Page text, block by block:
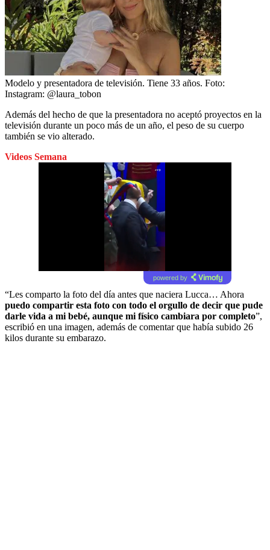
Modelo y presentadora de televisión. Tiene 33 años. Foto:
Instagram: @laura_tobon
Además del hecho de que la presentadora no aceptó proyectos en la
televisión durante un poco más de un año, el peso de su cuerpo
también se vio alterado.
Videos Semana
powered by
“Les comparto la foto del día antes que naciera Lucca… Ahora
puedo compartir esta foto con todo el orgullo de decir que pude
darle vida a mi bebé, aunque mi físico cambiara por completo”,
escribió en una imagen, además de comentar que había subido 26
kilos durante su embarazo.